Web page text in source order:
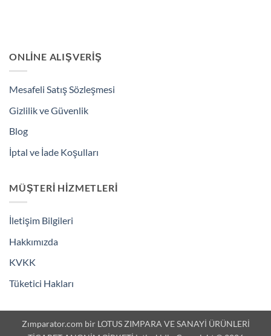
ONLINE ALIŞVERIŞ
Mesafeli Satış Sözleşmesi
Gizlilik ve Güvenlik
Blog
İptal ve İade Koşulları
MÜŞTERI HIZMETLERI
İletişim Bilgileri
Hakkımızda
KVKK
Tüketici Hakları
Zımparator.com bir LOTUS ZIMPARA VE SANAYİ ÜRÜNLERİ